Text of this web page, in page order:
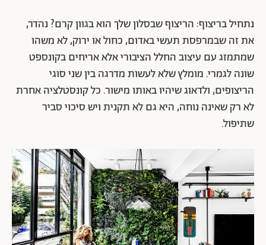
נתחיל בריצוף: הריצוף שבסלון שלך הוא בגוון קרם? נהדר,
את זה שבמרפסת תעשי באדום, כחול או ירוק, לא משהו
שמתמזג עם עיצוב החלל הציבורי אלא אריחים בקונספט
שונה לגמרי. מומלץ שלא לעשות מדרגה בין שני סוגי
הריצופים, ולדאוג שיהיו באותו מישור. כל קונסטלציה אחרת
לא רק שאינה נוחה, היא גם לא תקנית ויש סיכוי סביר
שתיפול.